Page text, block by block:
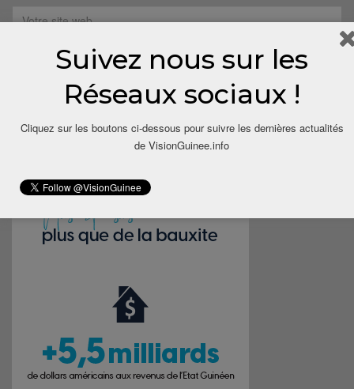
time I comment.
Suivez nous sur les
Réseaux sociaux !
Cliquez sur les boutons ci-dessous pour suivre les dernières actualités
de VisionGuinee.info